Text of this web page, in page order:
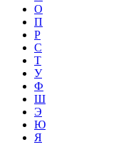
О
П
Р
С
Т
У
Ф
Ш
Э
Ю
Я